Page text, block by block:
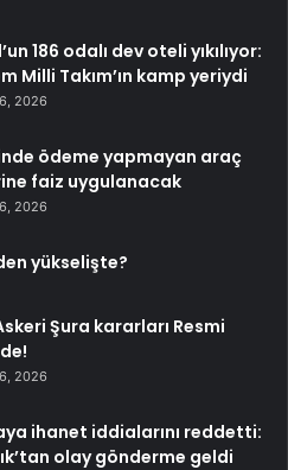
186 odalı dev oteli yıkılıyor:
Milli Takım’ın kamp yeriydi
2026
ödeme yapmayan araç
faiz uygulanacak
2026
yükselişte?
Şura kararları Resmi
2026
ihanet iddialarını reddetti:
olay gönderme geldi